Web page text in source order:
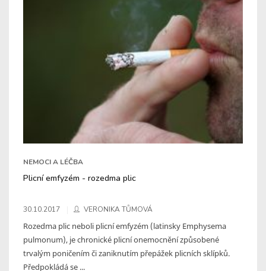
NEMOCI A LÉČBA
Plicní emfyzém - rozedma plic
30.10.2017 VERONIKA TŮMOVÁ
Rozedma plic neboli plicní emfyzém (latinsky Emphysema
pulmonum), je chronické plicní onemocnění způsobené
trvalým poničením či zaniknutím přepážek plicních sklípků.
Předpokládá se ...